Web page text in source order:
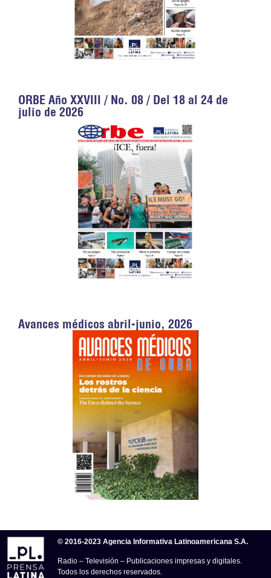
ORBE Año XXVIII / No. 08 / Del 18 al 24 de
julio de 2026
Avances médicos abril-junio, 2026
© 2016-2023 Agencia Informativa Latinoamericana S.A.
Radio – Televisión – Publicaciones impresas y digitales.
Todos los derechos reservados.